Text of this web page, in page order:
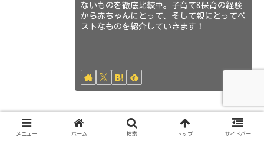
ないものを徹底比較中。子育て&保育の経験
から赤ちゃんにとって、そして親にとってベ
ストなものを紹介していきます！
粉ミルク ぴゅあ大缶 ぴゅあ小缶
メニュー ホーム 検索 トップ サイドバー